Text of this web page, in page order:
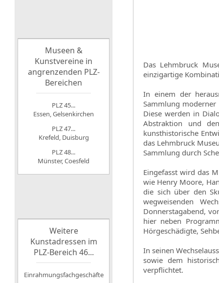
Das Lehmbruck
einzigartige
In einem der
Sammlung moderner
Diese werden in
Abstraktion und
kunsthistorische
das Lehmbruck
Sammlung durch
Eingefasst wird das
wie Henry Moore,
die sich über den
wegweisenden
Donnerstagabend,
hier neben
Hörgeschädigte,
In seinen
sowie dem
verpflichtet.
Museen &
Kunstvereine in
angrenzenden PLZ-
Bereichen
PLZ 45...
Essen, Gelsenkirchen
PLZ 47...
Krefeld, Duisburg
PLZ 48...
Münster, Coesfeld
Weitere
Kunstadressen im
PLZ-Bereich 46...
Einrahmungsfachgeschäfte